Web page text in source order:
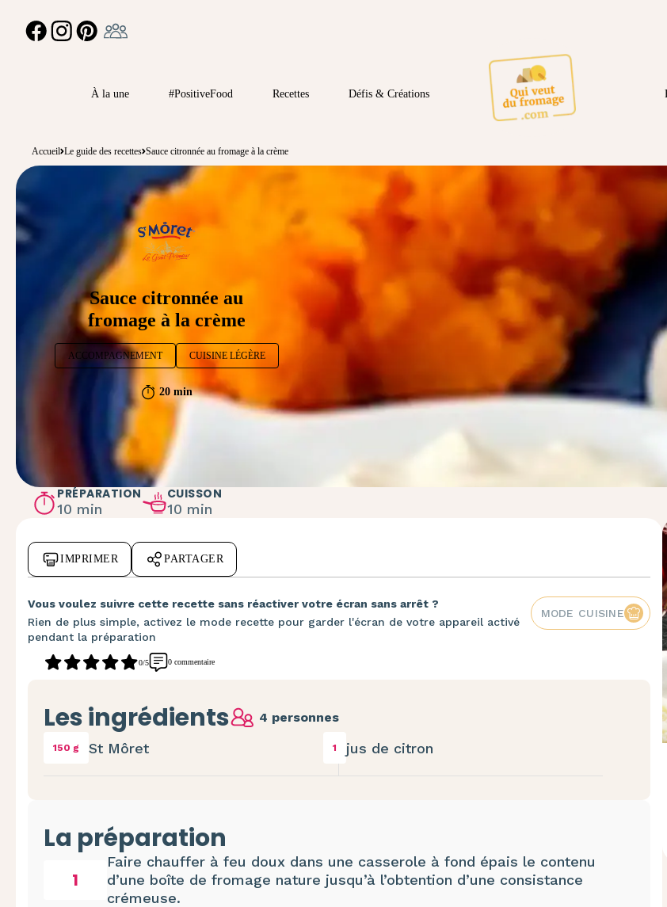
FACEBOOKINSTAGRAMPINTEREST
À la une #PositiveFood Recettes Défis & Créations
Accueil Le guide des recettes Sauce citronnée au fromage à la crème
Sauce citronnée au
fromage à la crème
ACCOMPAGNEMENT CUISINE LÉGÈRE
20 min
PRÉPARATION
10 min
CUISSON
10 min
IMPRIMER PARTAGER
Vous voulez suivre cette recette sans réactiver votre écran sans arrêt ?
Rien de plus simple, activez le mode recette pour garder l'écran de votre appareil activé
pendant la préparation
MODE CUISINE
0/5 0 commentaire
Les ingrédients 4 personnes
150 g St Môret 1 jus de citron
La préparation
1
Faire chauffer à feu doux dans une casserole à fond épais le contenu
d’une boîte de fromage nature jusqu’à l’obtention d’une consistance
crémeuse.